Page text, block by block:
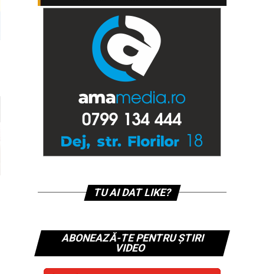
TU AI DAT LIKE?
ABONEAZĂ-TE PENTRU ȘTIRI
VIDEO